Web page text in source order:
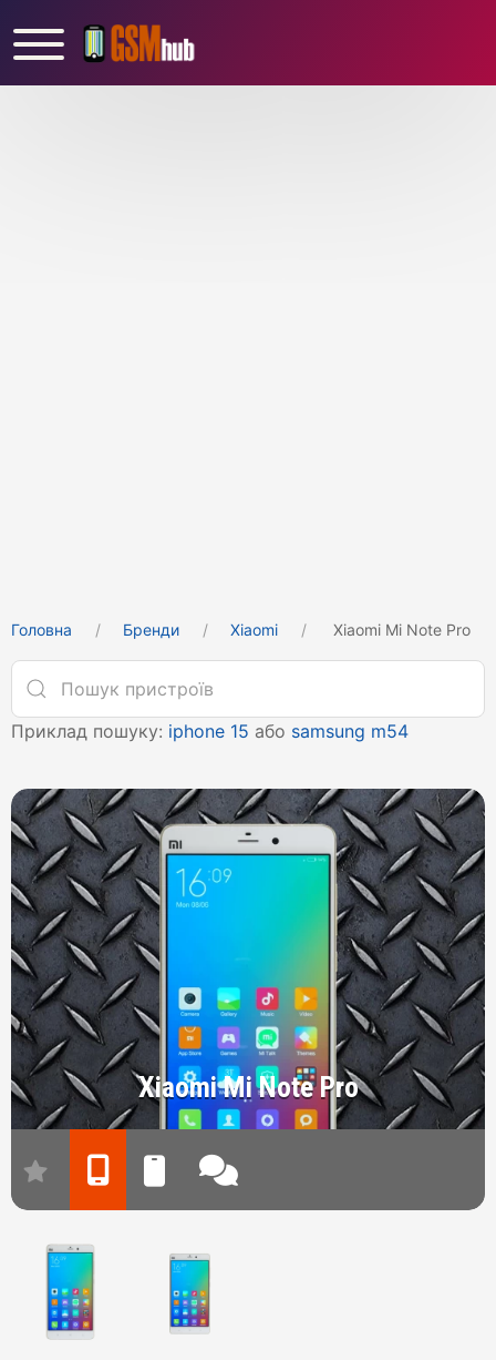
Головна Бренди Xiaomi Xiaomi Mi Note Pro
Приклад пошуку: iphone 15 або samsung m54
Xiaomi Mi Note Pro